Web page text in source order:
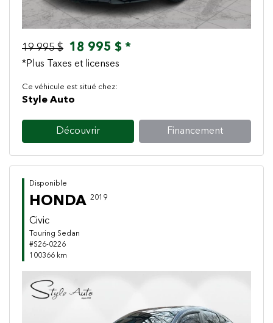
19 995 $ 18 995 $ *
*Plus Taxes et licenses
Ce véhicule est situé chez:
Style Auto
Découvrir Financement
Disponible
HONDA 2019
Civic
Touring Sedan
#S26-0226
100366 km